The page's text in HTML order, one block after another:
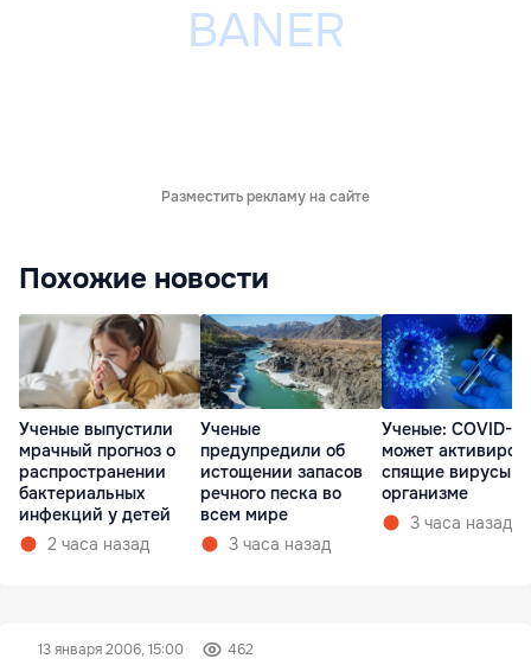
Разместить рекламу на сайте
Похожие новости
Ученые выпустили
мрачный прогноз о
распространении
бактериальных
инфекций у детей
2 часа назад
Ученые
предупредили об
истощении запасов
речного песка во
всем мире
3 часа назад
Ученые: COVID-19
может
спящие вирусы в
организме
3 часа назад
13 января 2006, 15:00 462